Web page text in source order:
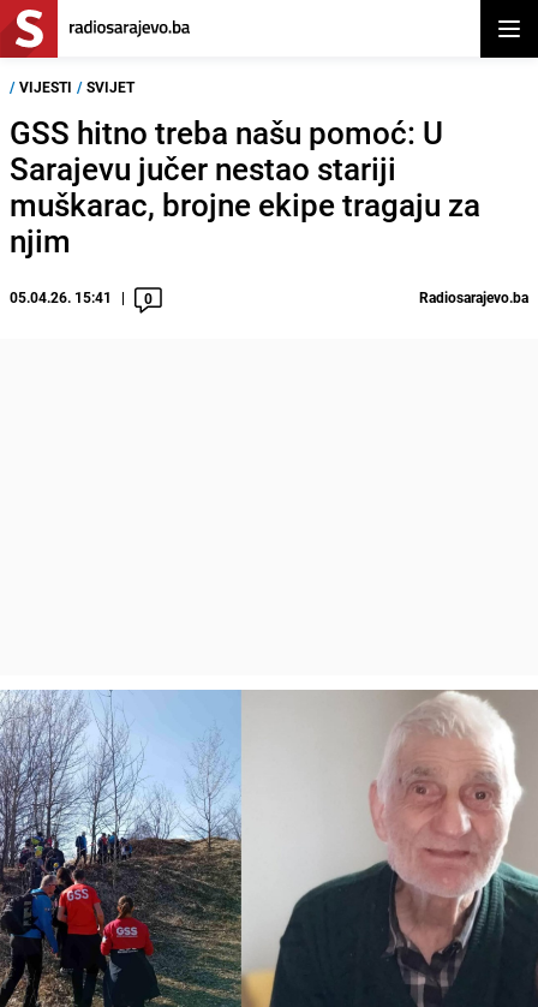
/ VIJESTI / SVIJET
GSS hitno treba našu pomoć: U
Sarajevu jučer nestao stariji
muškarac, brojne ekipe tragaju za
njim
05.04.26. 15:41 0 Radiosarajevo.ba